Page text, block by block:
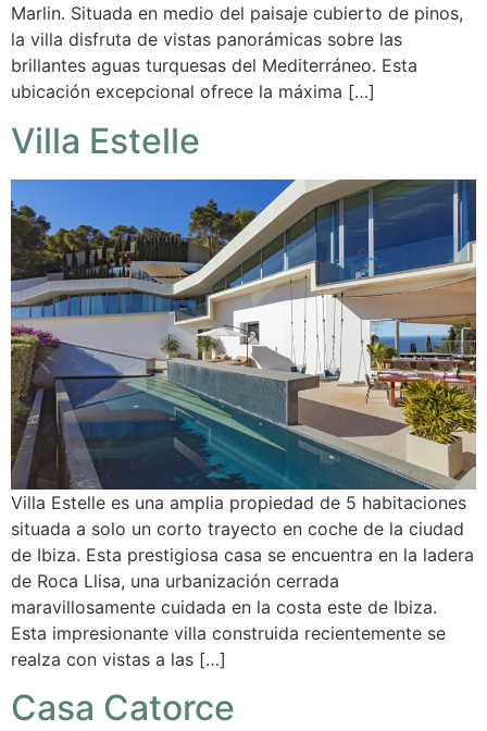
Marlin. Situada en medio del paisaje cubierto de pinos,
la villa disfruta de vistas panorámicas sobre las
brillantes aguas turquesas del Mediterráneo. Esta
ubicación excepcional ofrece la máxima […]
Villa Estelle
Villa Estelle es una amplia propiedad de 5 habitaciones
situada a solo un corto trayecto en coche de la ciudad
de Ibiza. Esta prestigiosa casa se encuentra en la ladera
de Roca Llisa, una urbanización cerrada
maravillosamente cuidada en la costa este de Ibiza.
Esta impresionante villa construida recientemente se
realza con vistas a las […]
Casa Catorce